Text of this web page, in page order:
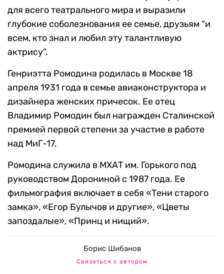
для всего театрального мира и выразили
глубокие соболезнования ее семье, друзьям “и
всем, кто знал и любил эту талантливую
актрису”.
Генриэтта Ромодина родилась в Москве 18
апреля 1931 года в семье авиаконструктора и
дизайнера женских причесок. Ее отец
Владимир Ромодин был награжден Сталинской
премией первой степени за участие в работе
над МиГ-17.
Ромодина служила в МХАТ им. Горького под
руководством Дорониной с 1987 года. Ее
фильмография включает в себя «Тени старого
замка», «Егор Булычов и другие», «Цветы
запоздалые», «Принц и нищий».
Борис Шибанов
Связаться с автором